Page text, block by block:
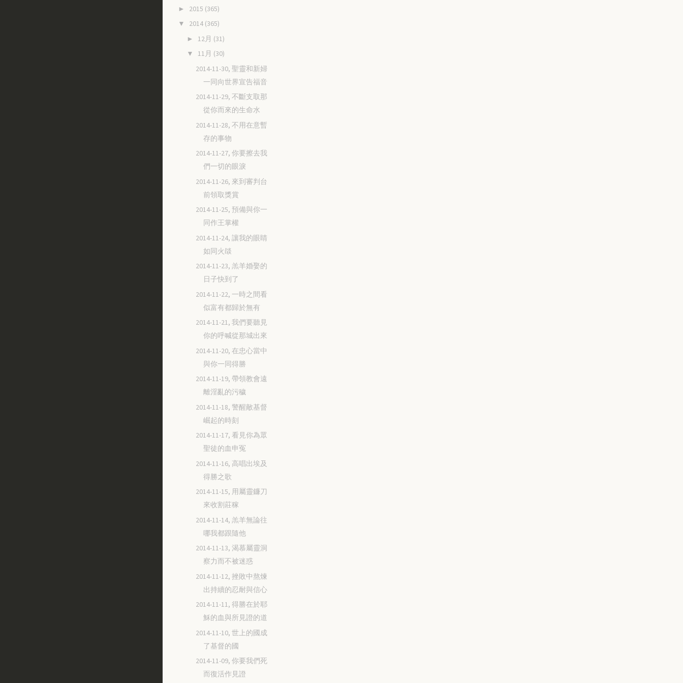
► 2015 (365)
▼ 2014 (365)
► 12月 (31)
▼ 11月 (30)
2014-11-30, 聖靈和新婦
一同向世界宣告福音
2014-11-29, 不斷支取那
從你而來的生命水
2014-11-28, 不用在意暫
存的事物
2014-11-27, 你要擦去我
們一切的眼淚
2014-11-26, 來到審判台
前領取獎賞
2014-11-25, 預備與你一
同作王掌權
2014-11-24, 讓我的眼睛
如同火燄
2014-11-23, 羔羊婚娶的
日子快到了
2014-11-22, 一時之間看
似富有都歸於無有
2014-11-21, 我們要聽見
你的呼喊從那城出來
2014-11-20, 在忠心當中
與你一同得勝
2014-11-19, 帶領教會遠
離淫亂的污穢
2014-11-18, 警醒敵基督
崛起的時刻
2014-11-17, 看見你為眾
聖徒的血申冤
2014-11-16, 高唱出埃及
得勝之歌
2014-11-15, 用屬靈鐮刀
來收割莊稼
2014-11-14, 羔羊無論往
哪我都跟隨他
2014-11-13, 渴慕屬靈洞
察力而不被迷惑
2014-11-12, 挫敗中熬煉
出持續的忍耐與信心
2014-11-11, 得勝在於耶
穌的血與所見證的道
2014-11-10, 世上的國成
了基督的國
2014-11-09, 你要我們死
而復活作見證